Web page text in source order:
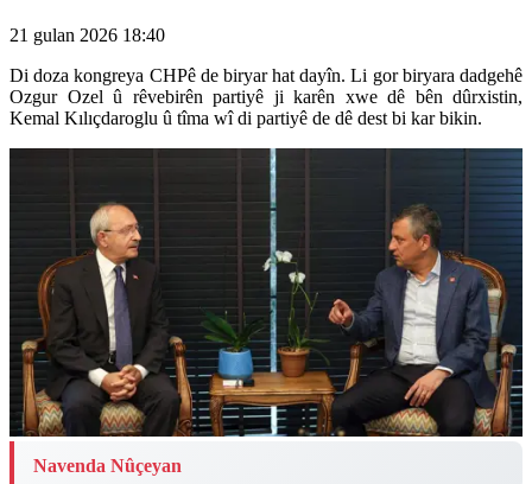
21 gulan 2026 18:40
Di doza kongreya CHPê de biryar hat dayîn. Li gor biryara dadgehê
Ozgur Ozel û rêvebirên partiyê ji karên xwe dê bên dûrxistin,
Kemal Kılıçdaroglu û tîma wî di partiyê de dê dest bi kar bikin.
Navenda Nûçeyan